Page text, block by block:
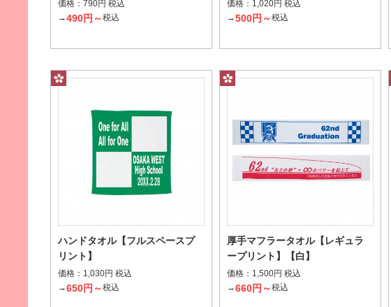
豊富な柄からお選びいただけます。
価格から探す
指定なし 名入れあり 名入れなし
その他条件で探す
価格： 790円 税込
→490円～税込
価格： 1,020円 税込
→500円～税込
ハンドタオル【フルスペースプ
リント】
価格： 1,030円 税込
→650円～税込
厚手マフラータオル【レギュラ
ープリント】【白】
価格： 1,500円 税込
→660円～税込